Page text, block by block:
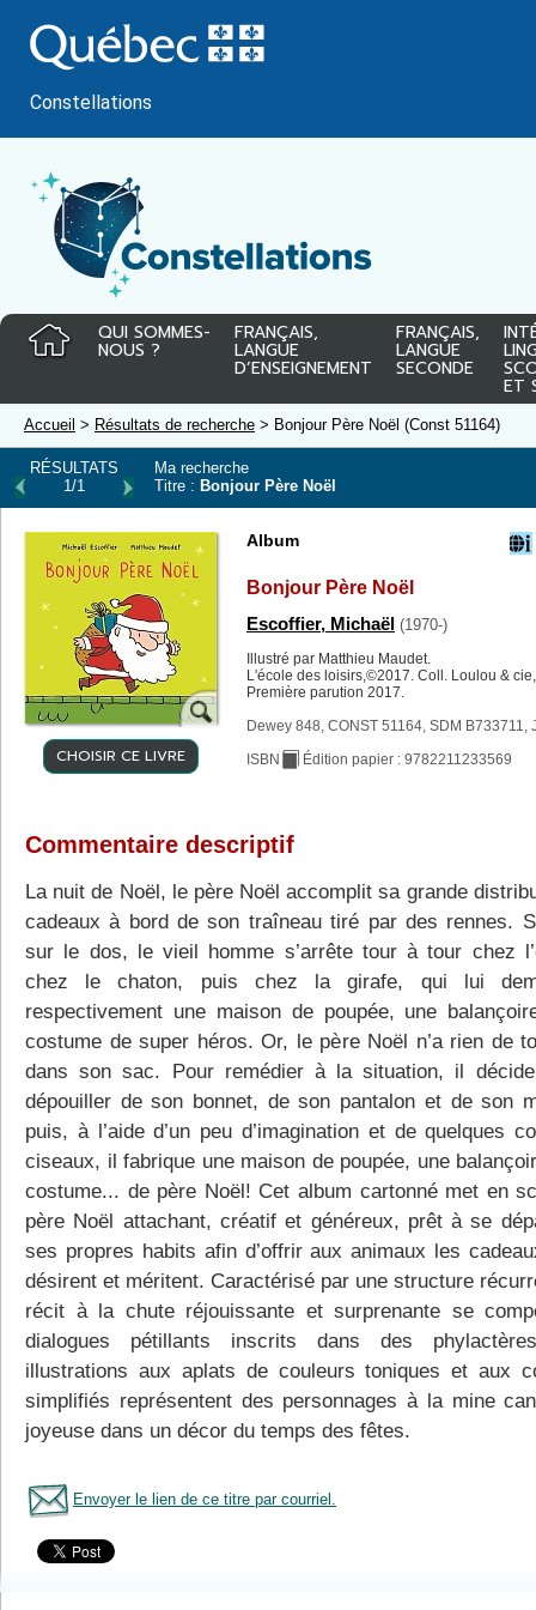
au
contenu
Constellations
QUI SOMMES-
NOUS ?
FRANÇAIS,
LANGUE
D’ENSEIGNEMENT
FRANÇAIS,
LANGUE
SECONDE
ET
Accueil > Résultats de recherche > Bonjour Père Noël (Const 51164)
RÉSULTATS
1/1
Ma recherche
Titre : Bonjour Père Noël
CHOISIR CE LIVRE
Album
Bonjour Père Noël
Escoffier, Michaël (1970-)
Illustré par Matthieu Maudet.
L'école des loisirs,©2017. Coll. Loulou &
Première parution 2017.
Dewey 848, CONST 51164, SDM B733711,
ISBN Édition papier : 9782211233569
Commentaire descriptif
La nuit de Noël, le père Noël accomplit sa grande
cadeaux à bord de son traîneau tiré par des rennes.
sur le dos, le vieil homme s’arrête tour à tour chez
chez le chaton, puis chez la girafe, qui lui
respectivement une maison de poupée, une
costume de super héros. Or, le père Noël n’a rien de
dans son sac. Pour remédier à la situation, il
dépouiller de son bonnet, de son pantalon et de son
puis, à l’aide d’un peu d’imagination et de quelques
ciseaux, il fabrique une maison de poupée, une
costume... de père Noël! Cet album cartonné met en
père Noël attachant, créatif et généreux, prêt à se
ses propres habits afin d’offrir aux animaux les
désirent et méritent. Caractérisé par une structure
récit à la chute réjouissante et surprenante se
dialogues pétillants inscrits dans des
illustrations aux aplats de couleurs toniques et aux
simplifiés représentent des personnages à la mine
joyeuse dans un décor du temps des fêtes.
Envoyer le lien de ce titre par courriel.